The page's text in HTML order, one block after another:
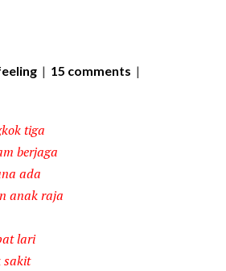
| 15 comments |
tiga
berjaga
ada
anak raja
lari
sakit